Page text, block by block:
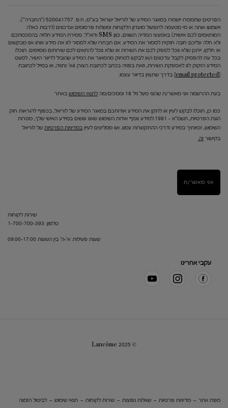
הפרטים שתמסרו יישמרו במאגר המידע של לוריאל ישראל בע"מ, ח.פ. 520041757 ("החברה"),
וישמשו אותה או מי מטעמה לתפעול מועדון הלקוחות ומשלוח פרסומים ועדכונים (לרבות כאלה
המותאמים לכם אישית) באמצעי המדיה השונים, כגון SMS ודוא"ל. מסירת המידע תלויה בהסכמתכם
ולא חלה עליכם חובה חוקית למסור את המידע. אם תבחרו שלא למסור לנו את מידע אותו אנו מבקשים
או חלקו, ייתכן שלא נוכל לספק לכם את השירות או שלא נוכל להתאים לכם שירותים מסוימים. תוכלו
בכל עת להפסיק לקבל עדכונים ו/או לבקש למחוק מהמאגר את המידע שהוביל לדיוור הישיר, למעט
המידע הזקוק לנו לאספקת השירות, וזאת בפניה בכתב לכתובת הצורן 4א' נתניה, או במייל לכתובת
[email protected]
בדרך שתצוין בדיוור עצמו.
בעת ההרשמה אני מאשר/ת שהנני מעל גיל 18 ומסכים/מה לתנאי השימוש באתר
כמו כן, תוכלו לבקש לעיין או לתקן את המידע אודותכם במאגר המידע של לוריאל, בכפוף להוראות חוק
הגנת הפרטיות, תשמ"א – 1981.למידע נוסף אודות השימוש שאנו עושים במידע האישי שלך, מטרות
השימוש, זכויותיך במידע ודרכי ההתקשרות עמנו, אנו ממליצים לעיין במדיניות הפרטיות של לוריאל
בקישור זה.
אני מאשר/ת
שירות לקוחות
טלפון: 1-700-700-393
שעות פעילות: א'-ה' בין השעות 09:00-17:00
עקבי אחרינו
© Lancôme 2025
מפת אתר מדיניות פרטיות שאלות נפוצות שירות לקוחות תנאי שימוש
לביטול הזמנה